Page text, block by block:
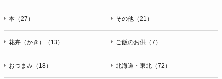
本（27） その他（21）
花卉（かき）（13） ご飯のお供（7）
おつまみ（18） 北海道・東北（72）